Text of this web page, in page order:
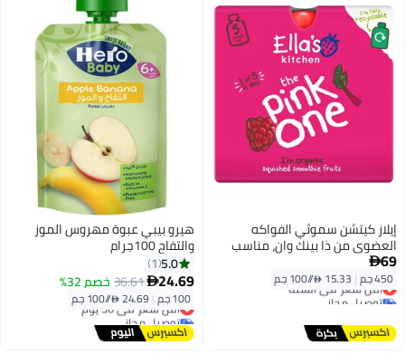
إيلاز كيتشن سموثي الفواكه
العضوي من ذا بينك وان، مناسب
5 عبوات × 90 غرام
69
450 جم |
أقل سعر في السنة
توصيل مجاني
أقل سعر في السنة
هيرو بيبي عبوة مهروس الموز
والتفاح 100جرام
5.0
1
24.69
36.61خصم 32%
100 جم |
أقل سعر في 30 يوم
توصيل مجاني
أقل سعر في 30 يوم